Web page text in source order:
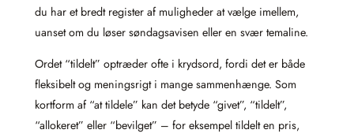
du har et bredt register af muligheder at vælge imellem,
uanset om du løser søndagsavisen eller en svær temaline.
Ordet “tildelt” optræder ofte i krydsord, fordi det er både
fleksibelt og meningsrigt i mange sammenhænge. Som
kortform af “at tildele” kan det betyde “givet”, “tildelt”,
“allokeret” eller “bevilget” – for eksempel tildelt en pris,